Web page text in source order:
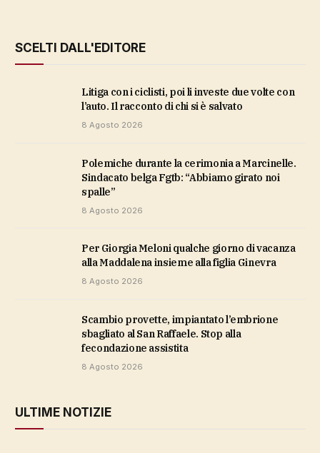
SCELTI DALL'EDITORE
Litiga con i ciclisti, poi li investe due volte con
l’auto. Il racconto di chi si è salvato
8 Agosto 2026
Polemiche durante la cerimonia a Marcinelle.
Sindacato belga Fgtb: “Abbiamo girato noi
spalle”
8 Agosto 2026
Per Giorgia Meloni qualche giorno di vacanza
alla Maddalena insieme alla figlia Ginevra
8 Agosto 2026
Scambio provette, impiantato l’embrione
sbagliato al San Raffaele. Stop alla
fecondazione assistita
8 Agosto 2026
ULTIME NOTIZIE